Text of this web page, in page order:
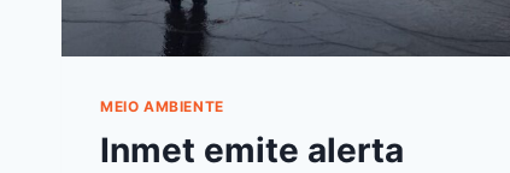
MEIO AMBIENTE
Inmet emite alerta